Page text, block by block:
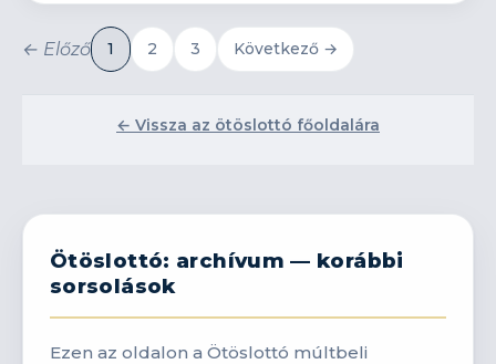
← Előző 1 2 3 Következő →
← Vissza az ötöslottó főoldalára
Ötöslottó: archívum — korábbi
sorsolások
Ezen az oldalon a Ötöslottó múltbeli